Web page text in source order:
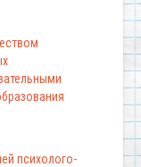
психолого-